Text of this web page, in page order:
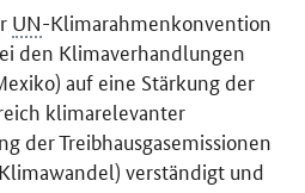
UN-Klimarahmenkonvention
den Klimaverhandlungen
auf eine Stärkung der
klimarelevanter
der Treibhausgasemissionen
verständigt und